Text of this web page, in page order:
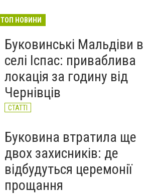
зафіксували новий
історичний температурний
максимум
НОВИНИ
ТОП НОВИНИ
Буковинські Мальдіви в
селі Іспас: приваблива
локація за годину від
Чернівців
СТАТТІ
Буковина втратила ще
двох захисників: де
відбудуться церемонії
прощання